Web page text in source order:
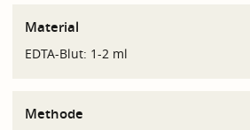
Material
EDTA-Blut: 1-2 ml
Methode